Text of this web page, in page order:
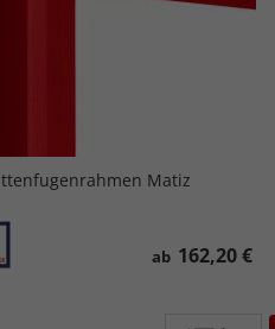
Matiz
ab 162,20 €